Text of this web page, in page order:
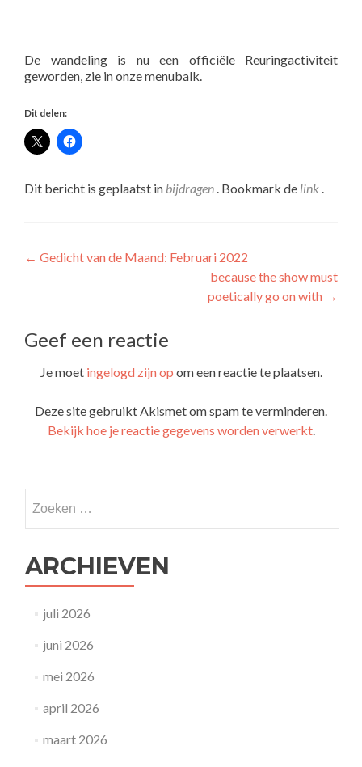
De wandeling is nu een officiële Reuringactiviteit
geworden, zie in onze menubalk.
Dit delen:
Dit bericht is geplaatst in bijdragen . Bookmark de link .
Bericht
← Gedicht van de Maand: Februari 2022
because the show must
poetically go on with →
Geef een reactie
Je moet ingelogd zijn op om een reactie te plaatsen.
Deze site gebruikt Akismet om spam te verminderen.
Bekijk hoe je reactie gegevens worden verwerkt.
naar:
ARCHIEVEN
juli 2026
juni 2026
mei 2026
april 2026
maart 2026